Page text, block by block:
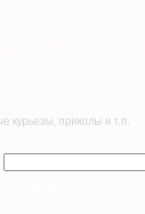
курьезы, приколы и т.п.